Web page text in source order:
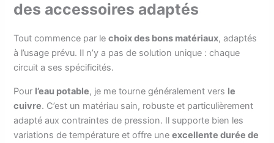
des accessoires adaptés
Tout commence par lechoix des bons matériaux, adaptés
à l’usage prévu. Il n’y a pas de solution unique : chaque
circuit a ses spécificités.
Pour l’eau potable, je me tourne généralement vers le
cuivre. C’est un matériau sain, robuste et particulièrement
adapté aux contraintes de pression. Il supporte bien les
variations de température et offre uneexcellente durée de